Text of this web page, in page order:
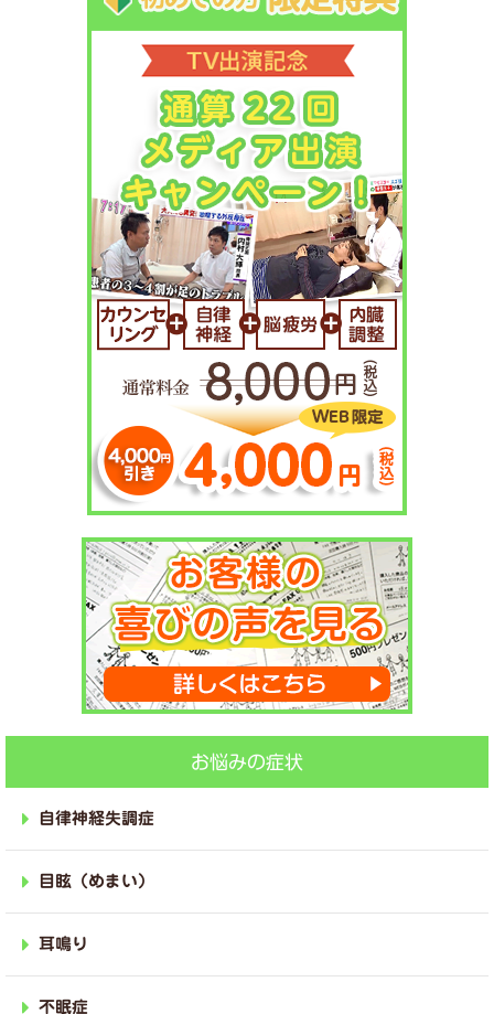
お悩みの症状
自律神経失調症
目眩（めまい）
耳鳴り
不眠症